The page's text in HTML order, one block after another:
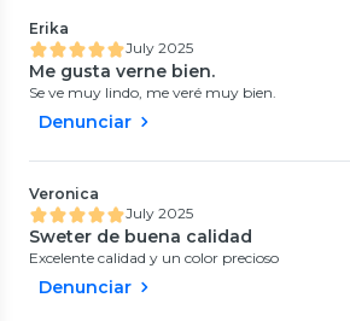
Erika
July 2025
Me gusta verne bien.
Se ve muy lindo, me veré muy bien.
Denunciar
Veronica
July 2025
Sweter de buena calidad
Excelente calidad y un color precioso
Denunciar